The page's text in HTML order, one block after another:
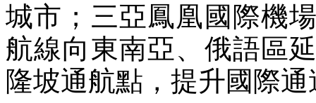
城市；三亞鳳凰國際機
航線向東南亞、俄語區
隆坡通航點，提升國際